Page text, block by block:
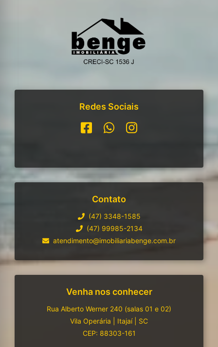
Redes Sociais
Contato
(47) 3348-1585
(47) 99985-2134
atendimento@imobiliariabenge.com.br
Venha nos conhecer
Rua Alberto Werner 240 (salas 01 e 02)
Vila Operária
Itajaí
SC
CEP: 88303-161